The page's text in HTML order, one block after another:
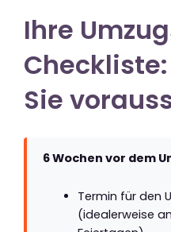
Ihre
Sie
6 Wochen vor dem
Termin für den
(idealerweise